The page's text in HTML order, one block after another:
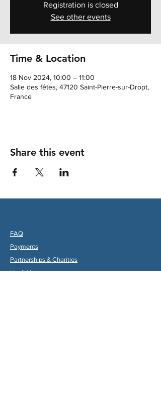
Registration is closed
See other events
Time & Location
18 Nov 2024, 10:00 – 11:00
Salle des fêtes, 47120 Saint-Pierre-sur-Dropt,
France
Share this event
FAQ
Payments
Partnerships & Charities
Useful Links